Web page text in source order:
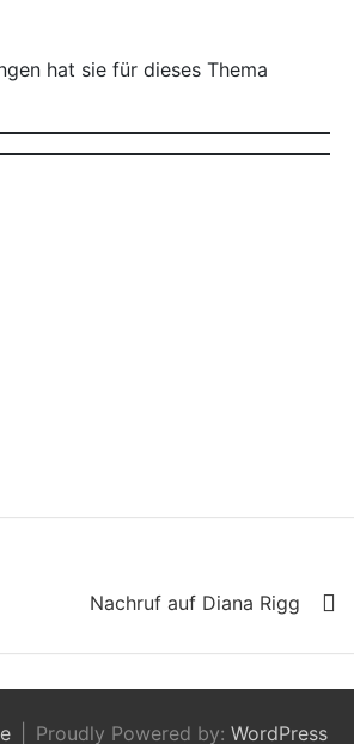
hat sie für dieses Thema
Nachruf auf Diana Rigg
Proudly Powered by: WordPress